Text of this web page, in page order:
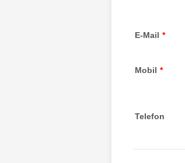
E-Mail *
Mobil *
Telefon